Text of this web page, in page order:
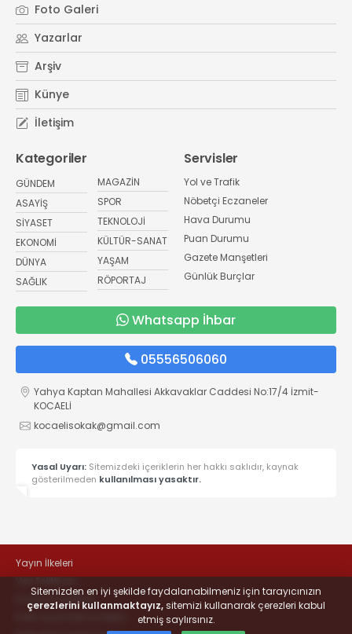
Foto Galeri
Yazarlar
Arşiv
Künye
İletişim
Kategoriler
GÜNDEM
ASAYİŞ
SİYASET
EKONOMİ
DÜNYA
SAĞLIK
MAGAZİN
SPOR
TEKNOLOJİ
KÜLTÜR-SANAT
YAŞAM
RÖPORTAJ
Servisler
Yol ve Trafik
Nöbetçi Eczaneler
Hava Durumu
Puan Durumu
Gazete Manşetleri
Günlük Burçlar
Whatsapp İhbar
05556506060
Yahya Kaptan Mahallesi Akkavaklar Caddesi No:17/4 İzmit-
KOCAELİ
kocaelisokak@gmail.com
Yasal Uyarı: Sitemizdeki içeriklerin her hakkı saklıdır, kaynak
gösterilmeden kullanılması yasaktır.
Yayın İlkeleri
Veri Politikası
Kullanım Şartları
Sitemizden en iyi şekilde faydalanabilmeniz için tarayıcınızın
çerezlerini kullanmaktayız,sitemizi kullanarak çerezleri kabul
etmiş saylırsınız.